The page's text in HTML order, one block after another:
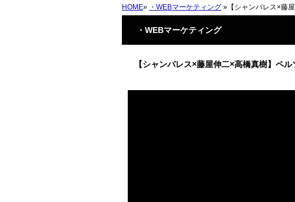
HOME» ・WEBマーケティング »【シャンパレス×藤
・WEBマーケティング
【シャンパレス×藤屋伸二×高橋真樹】ペ